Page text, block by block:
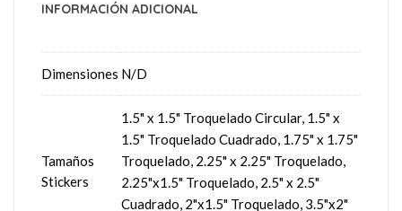
INFORMACIÓN ADICIONAL
Dimensiones N/D
Tamaños
Stickers
1.5" x 1.5" Troquelado Circular, 1.5" x
1.5" Troquelado Cuadrado, 1.75" x 1.75"
Troquelado, 2.25" x 2.25" Troquelado,
2.25"x1.5" Troquelado, 2.5" x 2.5"
Cuadrado, 2"x1.5" Troquelado, 3.5"x2"